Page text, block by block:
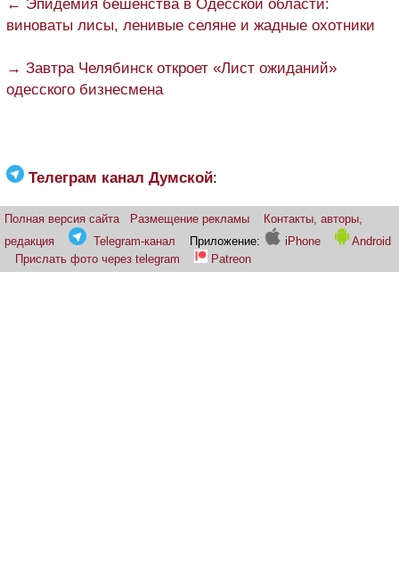
← Эпидемия бешенства в Одесской области:
виноваты лисы, ленивые селяне и жадные охотники
→ Завтра Челябинск откроет «Лист ожиданий»
одесского бизнесмена
Телеграм канал Думской:
Полная версия сайта Размещение рекламы
Контакты, авторы,
редакция
Telegram-канал Приложение: iPhone
Android
Прислать фото через telegram
Patreon